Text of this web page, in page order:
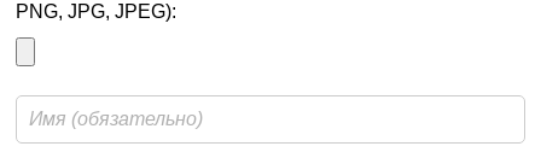
PNG, JPG, JPEG):